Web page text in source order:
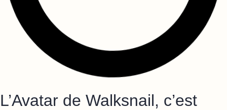
L’Avatar de Walksnail, c’est